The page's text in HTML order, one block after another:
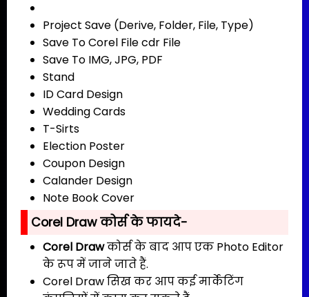
Project Save (Derive, Folder, File, Type)
Save To Corel File cdr File
Save To IMG, JPG, PDF
Stand
ID Card Design
Wedding Cards
T-Sirts
Election Poster
Coupon Design
Calander Design
Note Book Cover
Corel Draw कोर्स के फायदे-
Corel Drawकोर्स के बाद आप एक Photo Editor
के रूप में जाने जाते हैं.
Corel Draw सिख कर आप कई मार्केटिंग